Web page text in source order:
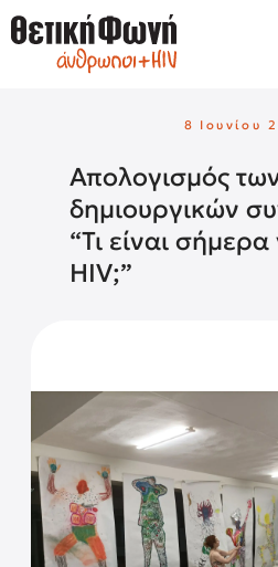
8 Ιουνίου
Απολογισμός
δημιουργικών
“Τι είναι
HIV;”